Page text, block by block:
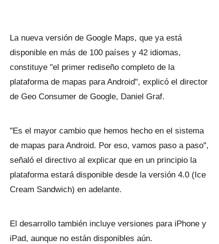
La nueva versión de Google Maps, que ya está
disponible en más de 100 países y 42 idiomas,
constituye "el primer rediseño completo de la
plataforma de mapas para Android", explicó el director
de Geo Consumer de Google, Daniel Graf.
"Es el mayor cambio que hemos hecho en el sistema
de mapas para Android. Por eso, vamos paso a paso",
señaló el directivo al explicar que en un principio la
plataforma estará disponible desde la versión 4.0 (Ice
Cream Sandwich) en adelante.
El desarrollo también incluye versiones para iPhone y
iPad, aunque no están disponibles aún.